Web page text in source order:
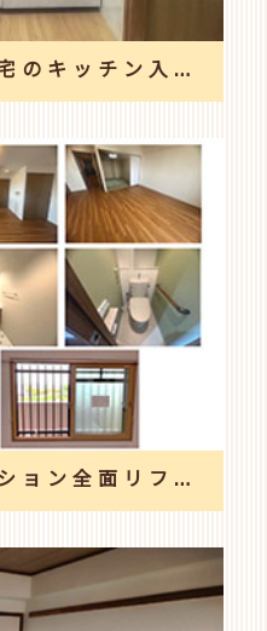
【東大阪市】戸建住宅のキッチン入替えと和室2間を洋室へ改修
【大和郡山市】マンション全面リフォーム工事